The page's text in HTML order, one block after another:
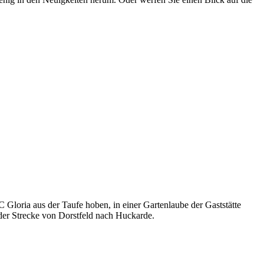
aus der Taufe hoben, in einer Gartenlaube der Gaststätte
Strecke von Dorstfeld nach Huckarde.